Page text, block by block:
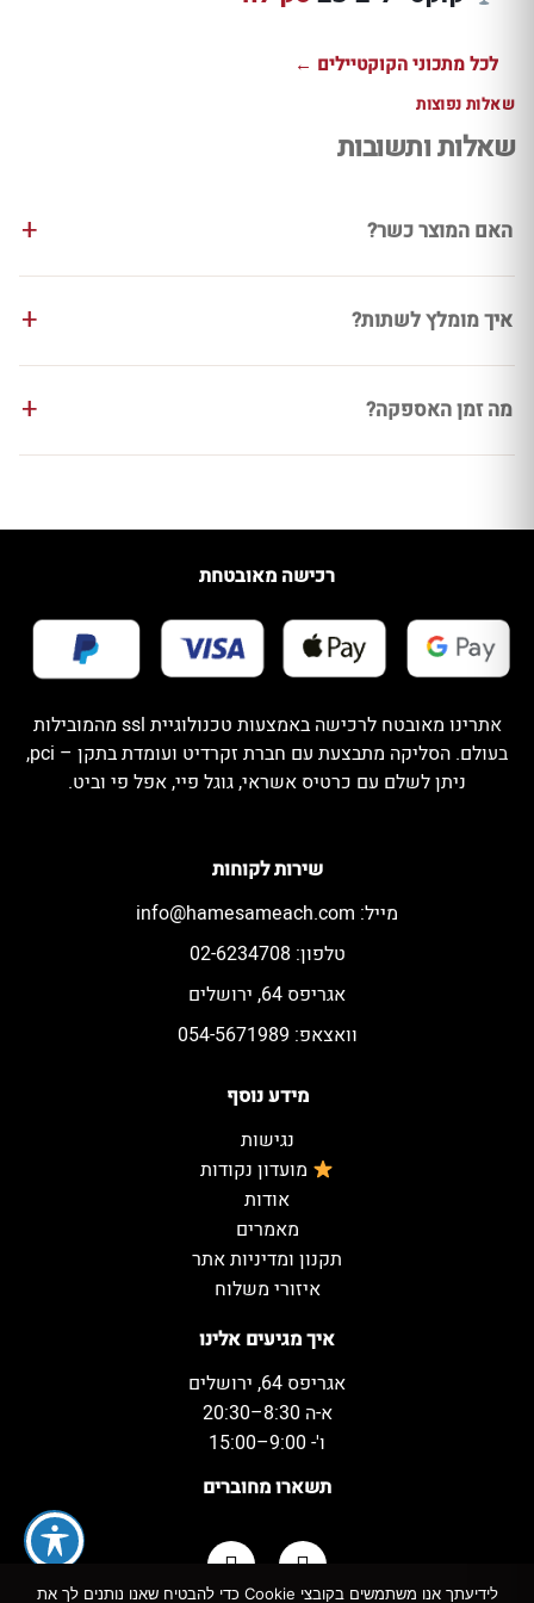
לכל מתכוני הקוקטיילים ←
שאלות נפוצות
שאלות ותשובות
האם המוצר כשר?
איך מומלץ לשתות?
מה זמן האספקה?
איך מגיעים אלינו
אגריפס 64, ירושלים
א-ה 8:30–20:30
ו'- 9:00–15:00
תשארו מחוברים
מידע נוסף
נגישות
מועדון נקודות
אודות
מאמרים
תקנון ומדיניות אתר
איזורי משלוח
שירות לקוחות
מייל: info@hamesameach.com
טלפון: 02-6234708
אגריפס 64, ירושלים
וואצאפ: 054-5671989
רכישה מאובטחת
אתרינו מאובטח לרכישה באמצעות טכנולוגיית ssl מהמובילות
בעולם. הסליקה מתבצעת עם חברת זקרדיט ועומדת בתקן – pci,
ניתן לשלם עם כרטיס אשראי, גוגל פיי, אפל פי וביט.
לידיעתך אנו משתמשים בקובצי Cookie כדי להבטיח שאנו נותנים לך את